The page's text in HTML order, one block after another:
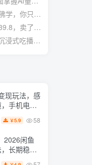
【录音
美女涨粉
小白也能
￥4.9
要记住四个字
手可快速上手
流，操作简单好上手
现玩法，感
手机电脑
￥5.9 58
2026闲鱼
长期稳定
300